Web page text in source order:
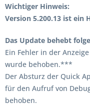
Wichtiger Hinweis:
Version 5.200.13 ist ein
Das Update behebt
Ein Fehler in der
wurde behoben.***
Der Absturz der Quick
für den Aufruf von
behoben.